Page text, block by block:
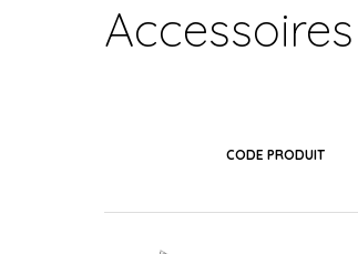
CODE PRODUIT